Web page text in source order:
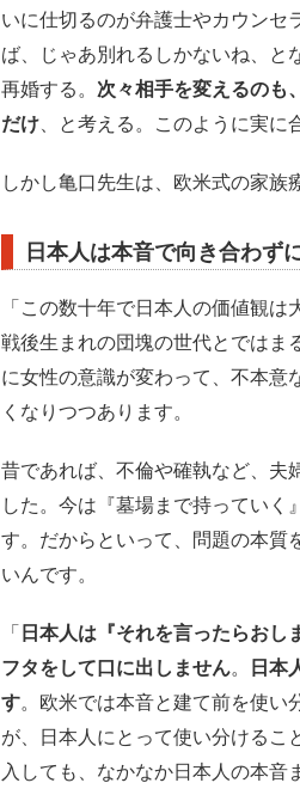
いに仕切るのが弁護士やカウン
ば、じゃあ別れるしかないね、と
再婚する。 次々相手を変えるのも
だけ、と考える。このように実に
しかし亀口先生は、欧米式の家族
日本人は本音で向き合わず
「この数十年で日本人の価値観
戦後生まれの団塊の世代とではま
に女性の意識が変わって、不本意
くなりつつあります。
昔であれば、不倫や確執など、夫
した。今は『墓場まで持ってい
す。だからといって、問題の本質
いんです。
「日本人は『それを言ったらおし
フタをして口に出しません。 日本
す。欧米では本音と建て前を使い
が、日本人にとって使い分けるこ
入しても、なかなか日本人の本音